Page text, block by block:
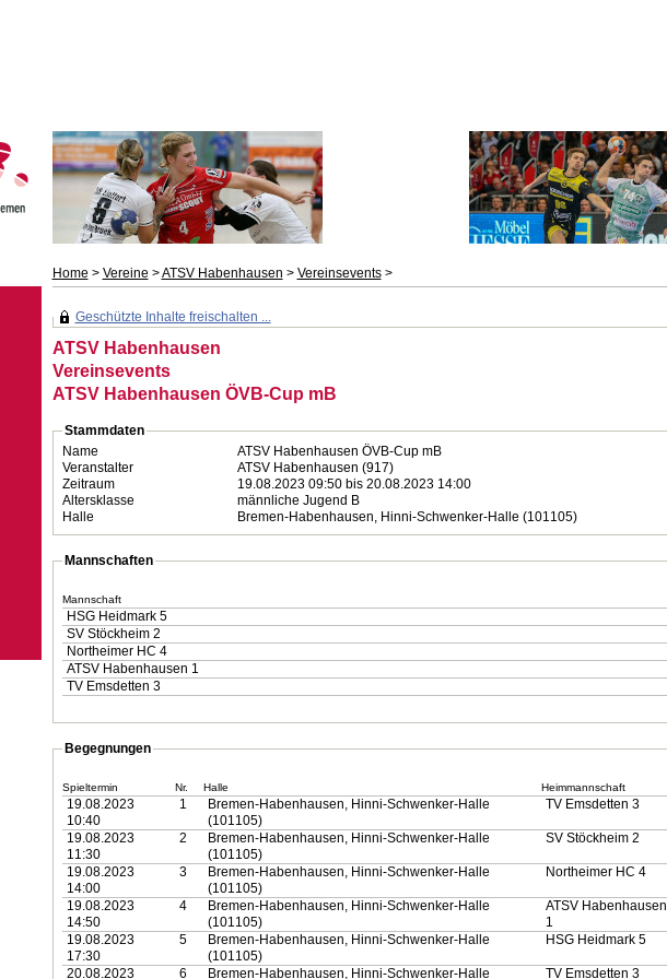
Home > Vereine >ATSV Habenhausen > Vereinsevents>
Geschützte Inhalte freischalten ...
ATSV Habenhausen
Vereinsevents
ATSV Habenhausen ÖVB-Cup mB
Stammdaten
Name
ATSV Habenhausen ÖVB-Cup mB
Veranstalter
ATSV Habenhausen (917)
Zeitraum
19.08.2023 09:50 bis 20.08.2023 14:00
Altersklasse
männliche Jugend B
Halle
Bremen-Habenhausen, Hinni-Schwenker-Halle (101105)
Mannschaften
Mannschaft
HSG Heidmark 5
SV Stöckheim 2
Northeimer HC 4
ATSV Habenhausen 1
TV Emsdetten 3
Begegnungen
Spieltermin Nr. Halle Heimmannschaft
19.08.2023
10:40
1
Bremen-Habenhausen, Hinni-Schwenker-Halle
(101105)
TV Emsdetten 3
19.08.2023
11:30
2
Bremen-Habenhausen, Hinni-Schwenker-Halle
(101105)
SV Stöckheim 2
19.08.2023
14:00
3
Bremen-Habenhausen, Hinni-Schwenker-Halle
(101105)
Northeimer HC 4
19.08.2023
14:50
4
Bremen-Habenhausen, Hinni-Schwenker-Halle
(101105)
ATSV Habenhausen
1
19.08.2023
17:30
5
Bremen-Habenhausen, Hinni-Schwenker-Halle
(101105)
HSG Heidmark 5
20.08.2023 6 Bremen-Habenhausen, Hinni-Schwenker-Halle TV Emsdetten 3